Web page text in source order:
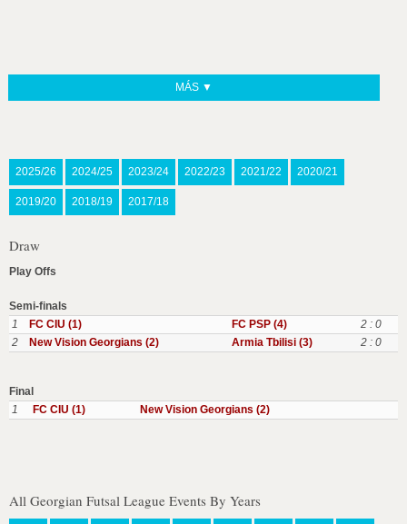
MÁS ▼
2025/26 2024/25 2023/24 2022/23 2021/22 2020/21
2019/20 2018/19 2017/18
Draw
Play Offs
Semi-finals
1
FC CIU (1) FC PSP (4)
2 : 0
2
New Vision Georgians (2) Armia Tbilisi (3) 2 : 0
Final
1
FC CIU (1) New Vision Georgians (2)
All Georgian Futsal League Events By Years